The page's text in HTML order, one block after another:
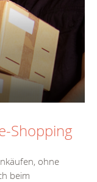
Shopping
ohne
beim